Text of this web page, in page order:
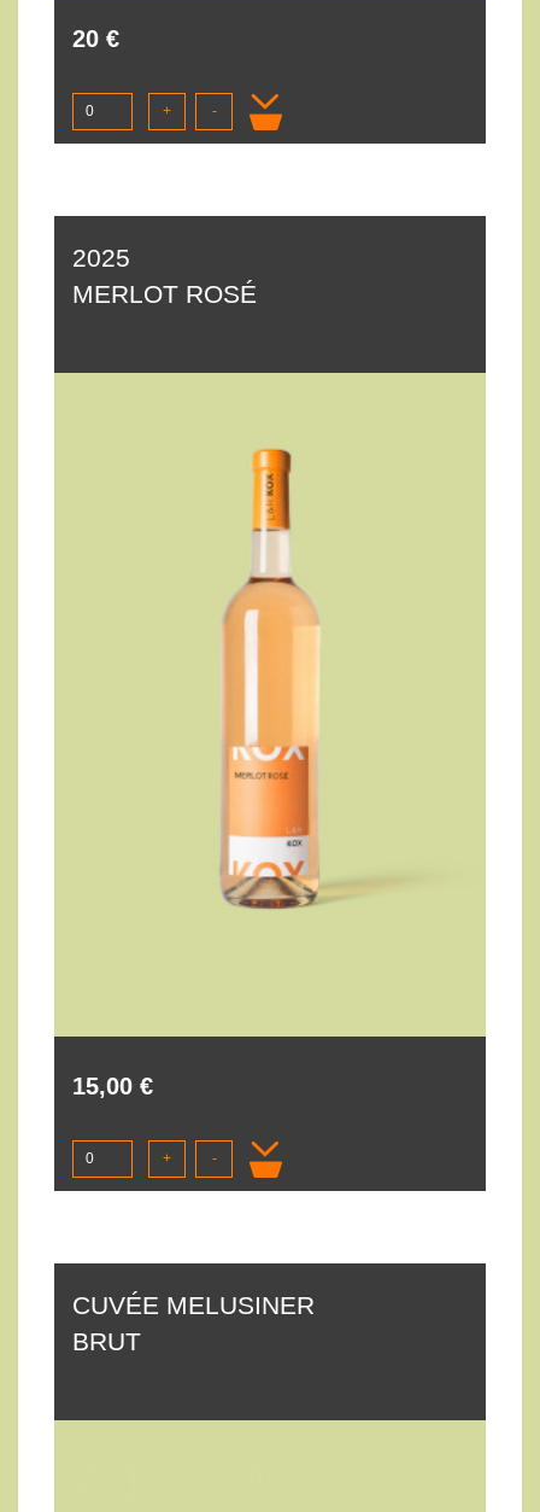
20 €
+ -
2025
MERLOT ROSÉ
15,00 €
+ -
CUVÉE MELUSINER
BRUT